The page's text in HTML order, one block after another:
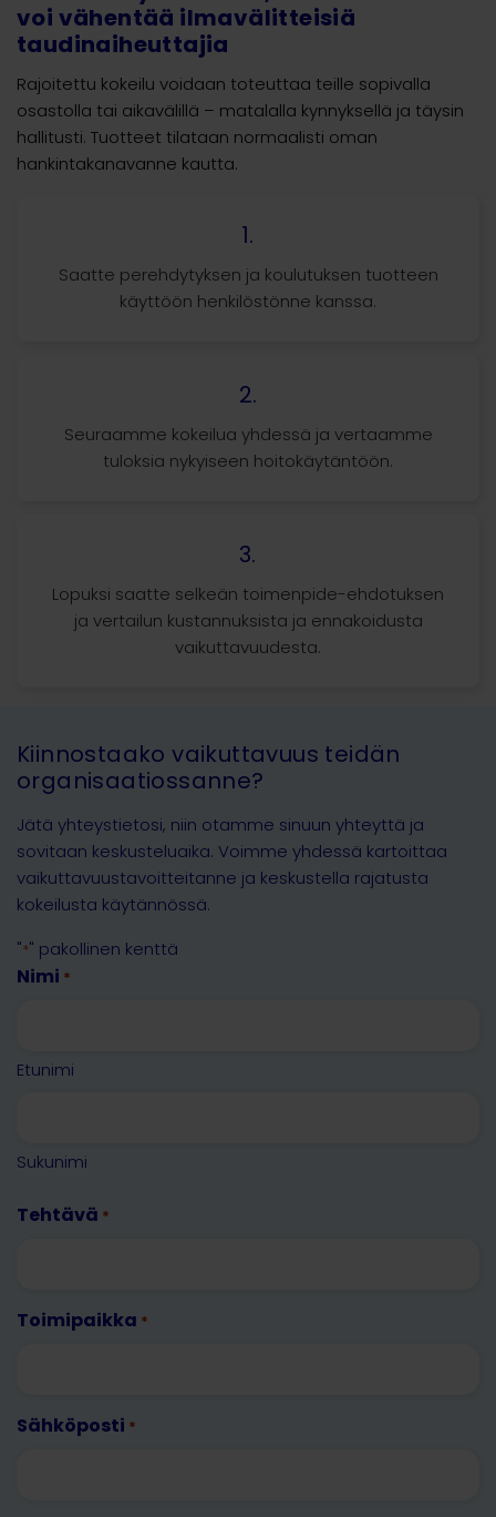
voi vähentää ilmavälitteisiä
taudinaiheuttajia
Rajoitettu kokeilu voidaan toteuttaa teille sopivalla
osastolla tai aikavälillä – matalalla kynnyksellä ja täysin
hallitusti. Tuotteet tilataan normaalisti oman
hankintakanavanne kautta.
1.
Saatte perehdytyksen ja koulutuksen tuotteen
käyttöön henkilöstönne kanssa.
2.
Seuraamme kokeilua yhdessä ja vertaamme
tuloksia nykyiseen hoitokäytäntöön.
3.
Lopuksi saatte selkeän toimenpide-ehdotuksen
ja vertailun kustannuksista ja ennakoidusta
vaikuttavuudesta.
Kiinnostaako vaikuttavuus teidän
organisaatiossanne?
Jätä yhteystietosi, niin otamme sinuun yhteyttä ja
sovitaan keskusteluaika. Voimme yhdessä kartoittaa
vaikuttavuustavoitteitanne ja keskustella rajatusta
kokeilusta käytännössä.
"*" pakollinen kenttä
Nimi *
Etunimi
Sukunimi
Tehtävä *
Toimipaikka *
Sähköposti *